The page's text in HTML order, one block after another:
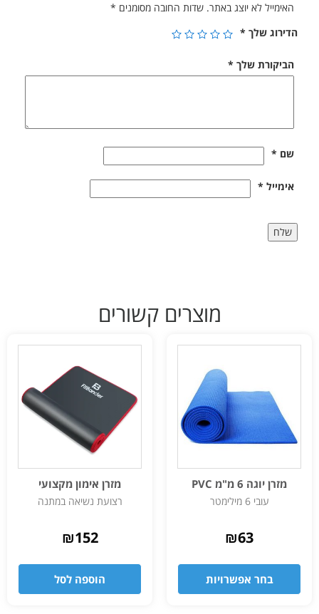
האימייל לא יוצג באתר. שדות החובה מסומנים *
הדירוג שלך *
הביקורת שלך *
שם *
אימייל *
מוצרים קשורים
מזרן יוגה 6 מ"מ PVC
עובי 6 מילימטר
₪63
בחר אפשרויות
מזרן אימון מקצועי
רצועת נשיאה במתנה
₪152
הוספה לסל